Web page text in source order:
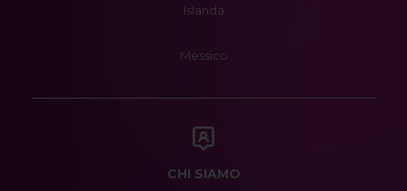
Islanda
Messico
CHI SIAMO